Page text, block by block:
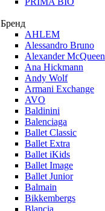
Бренд
AHLEM
Alessandro Bruno
Alexander McQueen
Ana Hickmann
Andy Wolf
Armani Exchange
AVO
Baldinini
Balenciaga
Ballet Classic
Ballet Extra
Ballet iKids
Ballet Image
Ballet Junior
Balmain
Bikkembergs
Blancia